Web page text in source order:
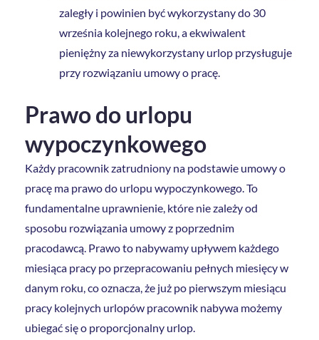
zaległy i powinien być wykorzystany do 30
września kolejnego roku, a ekwiwalent
pieniężny za niewykorzystany urlop przysługuje
przy rozwiązaniu umowy o pracę.
Prawo do urlopu
wypoczynkowego
Każdy pracownik zatrudniony na podstawie umowy o
pracę ma prawo do urlopu wypoczynkowego. To
fundamentalne uprawnienie, które nie zależy od
sposobu rozwiązania umowy z poprzednim
pracodawcą. Prawo to nabywamy upływem każdego
miesiąca pracy po przepracowaniu pełnych miesięcy w
danym roku, co oznacza, że już po pierwszym miesiącu
pracy kolejnych urlopów pracownik nabywa możemy
ubiegać się o proporcjonalny urlop.